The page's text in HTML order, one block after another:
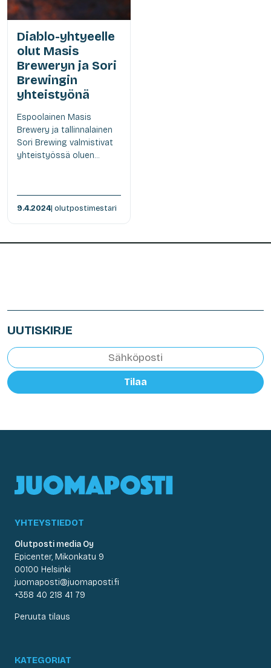
Diablo-yhtyeelle
olut Masis
Breweryn ja Sori
Brewingin
yhteistyönä
Espoolainen Masis
Brewery ja tallinnalainen
Sori Brewing valmistivat
yhteistyössä oluen...
9.4.2024| olutpostimestari
UUTISKIRJE
Tilaa
YHTEYSTIEDOT
Olutposti media Oy
Epicenter, Mikonkatu 9
00100 Helsinki
juomaposti@juomaposti.fi
+358 40 218 41 79
Peruuta tilaus
KATEGORIAT